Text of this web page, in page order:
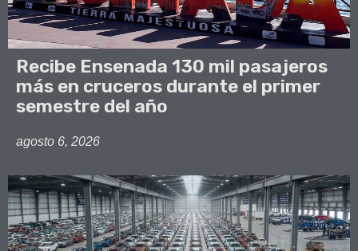
Recibe Ensenada 130 mil pasajeros
más en cruceros durante el primer
semestre del año
agosto 6, 2026